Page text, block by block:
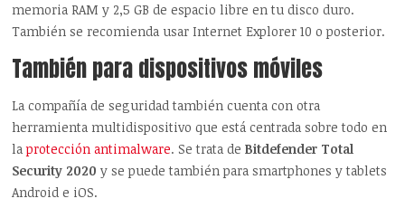
memoria RAM y 2,5 GB de espacio libre en tu disco duro.
También se recomienda usar Internet Explorer 10 o posterior.
También para dispositivos móviles
La compañía de seguridad también cuenta con otra
herramienta multidispositivo que está centrada sobre todo en
laprotección antimalware. Se trata deBitdefender Total
Security 2020 y se puede también para smartphones y tablets
Android e iOS.